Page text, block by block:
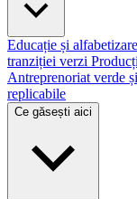
Educație și
tranziției verzi
Antreprenoriat verde
replicabile
Ce găsești aici